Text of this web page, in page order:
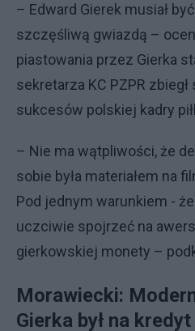
– Edward Gierek musiał
szczęśliwą gwiazdą –
piastowania przez Gierka
sekretarza KC PZPR
sukcesów polskiej kadry
– Nie ma wątpliwości, że
sobie była materiałem na
Pod jednym warunkiem -
uczciwie spojrzeć na
gierkowskiej monety –
Morawiecki:
Gierka był na kredyt